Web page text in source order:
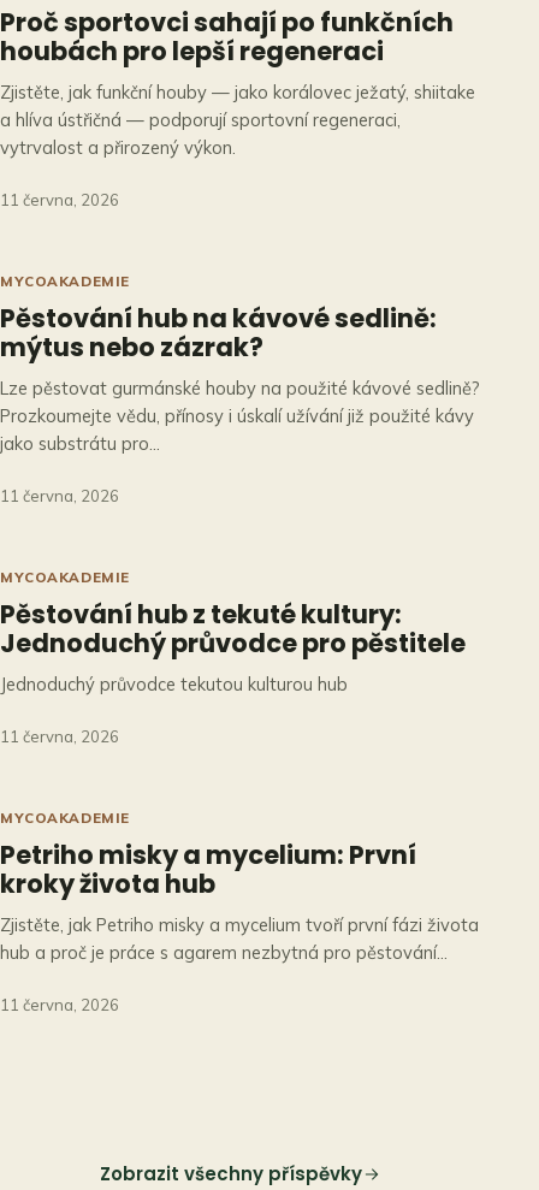
Proč sportovci sahají po funkčních
houbách pro lepší regeneraci
Zjistěte, jak funkční houby — jako korálovec ježatý, shiitake
a hlíva ústřičná — podporují sportovní regeneraci,
vytrvalost a přirozený výkon.
11 června, 2026
MYCOAKADEMIE
Pěstování hub na kávové sedlině:
mýtus nebo zázrak?
Lze pěstovat gurmánské houby na použité kávové sedlině?
Prozkoumejte vědu, přínosy i úskalí užívání již použité kávy
jako substrátu pro…
11 června, 2026
MYCOAKADEMIE
Pěstování hub z tekuté kultury:
Jednoduchý průvodce pro pěstitele
Jednoduchý průvodce tekutou kulturou hub
11 června, 2026
MYCOAKADEMIE
Petriho misky a mycelium: První
kroky života hub
Zjistěte, jak Petriho misky a mycelium tvoří první fázi života
hub a proč je práce s agarem nezbytná pro pěstování…
11 června, 2026
Zobrazit všechny příspěvky